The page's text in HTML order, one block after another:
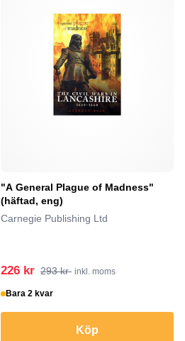
"A General Plague of Madness"
(häftad, eng)
Carnegie Publishing Ltd
226 kr 293 kr inkl. moms
Bara 2 kvar
Köp